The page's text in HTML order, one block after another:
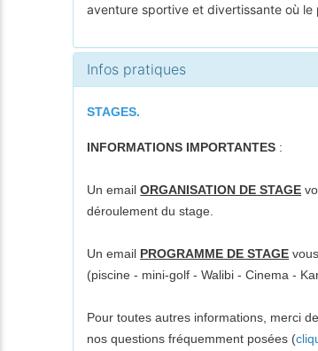
aventure sportive et divertissante où
Infos pratiques
STAGES.
INFORMATIONS IMPORTANTES :
Un emailORGANISATION DE STAGE
déroulement du stage.
Un email PROGRAMME DE STAGE
(piscine - mini-golf - Walibi - Cinema -
Pour toutes autres informations, merci
nos questions fréquemment posées (